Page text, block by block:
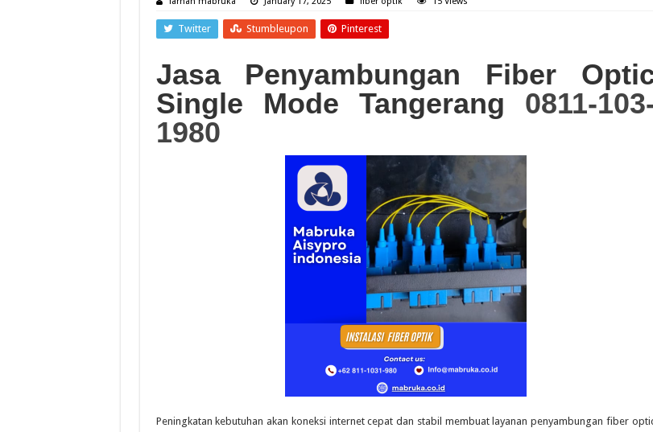
Twitter Stumbleupon Pinterest
Jasa Penyambungan Fiber
Single Mode Tangerang
0811-
1980
Peningkatan kebutuhan akan koneksi internet cepat dan stabil membuat layanan penyambungan fiber